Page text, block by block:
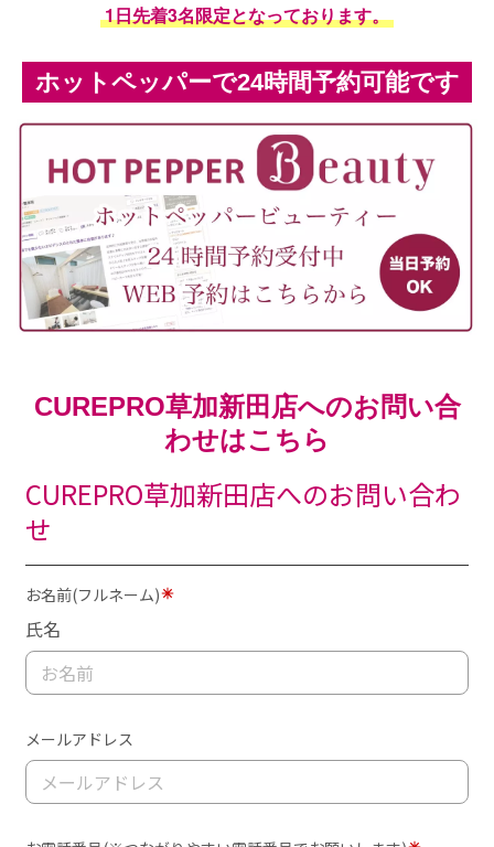
1日先着3名限定となっております。
ホットペッパーで24時間予約可能です
CUREPRO草加新田店へのお問い合
わせはこちら